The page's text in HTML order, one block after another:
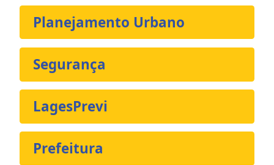
Planejamento Urbano
Segurança
LagesPrevi
Prefeitura